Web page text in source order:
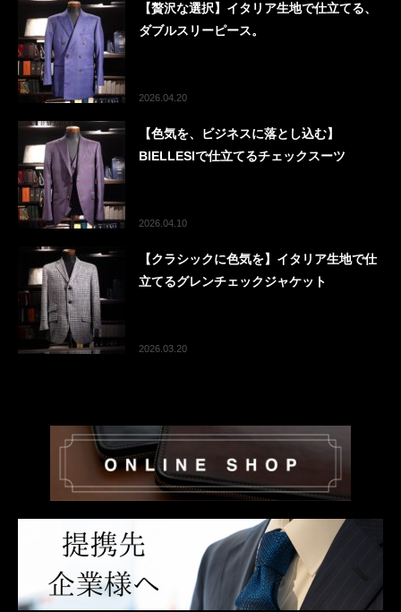
【贅沢な選択】イタリア生地で仕立てる、
ダブルスリーピース。
2026.04.20
【色気を、ビジネスに落とし込む】
BIELLESIで仕立てるチェックスーツ
2026.04.10
【クラシックに色気を】イタリア生地で仕
立てるグレンチェックジャケット
2026.03.20